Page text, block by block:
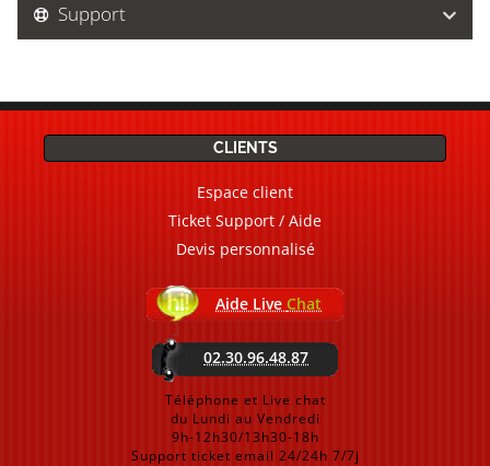
Support
CLIENTS
Espace client
Ticket Support / Aide
Devis personnalisé
Aide Live Chat
02.30.96.48.87
Téléphone et Live chat
du Lundi au Vendredi
9h-12h30/13h30-18h
Support ticket email 24/24h 7/7j